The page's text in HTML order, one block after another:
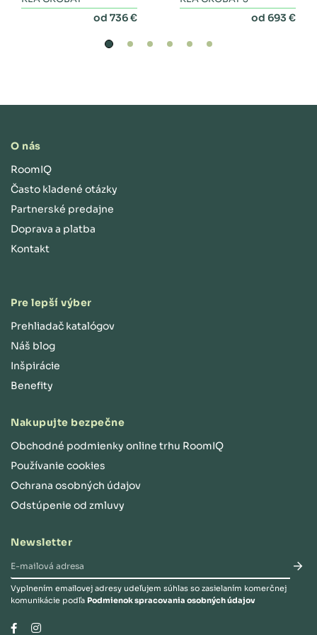
od 736 € od 693 €
O nás
RoomIQ
Často kladené otázky
Partnerské predajne
Doprava a platba
Kontakt
Pre lepší výber
Prehliadač katalógov
Náš blog
Inšpirácie
Benefity
Nakupujte bezpečne
Obchodné podmienky online trhu RoomIQ
Používanie cookies
Ochrana osobných údajov
Odstúpenie od zmluvy
Newsletter
Vyplnením emailovej adresy udeľujem súhlas so zasielaním komerčnej
komunikácie podľa Podmienok spracovania osobných údajov
FacebookInstagram